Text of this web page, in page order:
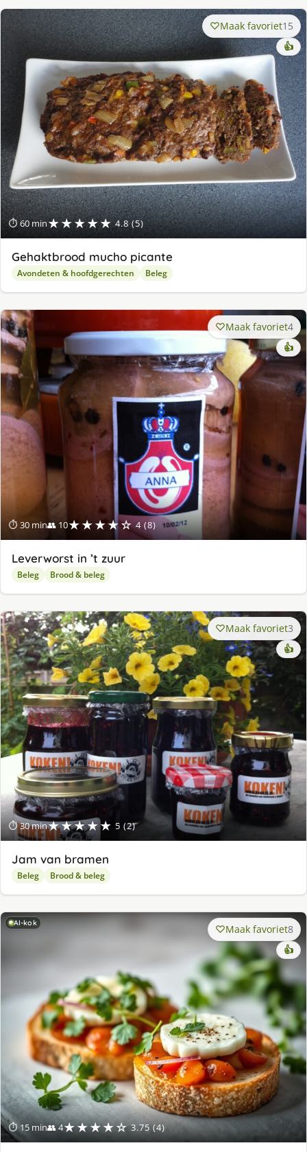
⏱ 60 min★★★★★ 4.8 (5)
Maak favoriet15
👍
Gehaktbrood mucho picante
Avondeten & hoofdgerechten Beleg
⏱ 30 min👥 10★★★★☆ 4 (8)
Maak favoriet4
👍
Leverworst in ’t zuur
Beleg Brood & beleg
⏱ 30 min★★★★★ 5 (2)
Maak favoriet3
👍
Jam van bramen
Beleg Brood & beleg
AI-kok
⏱ 15 min👥 4★★★★☆ 3.75 (4)
Maak favoriet8
👍